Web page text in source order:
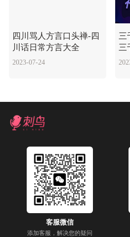
四川骂人方言口头禅-四
川话日常方言大全
2023-07-24
三
三
客服微信
添加客服，解决您的疑问